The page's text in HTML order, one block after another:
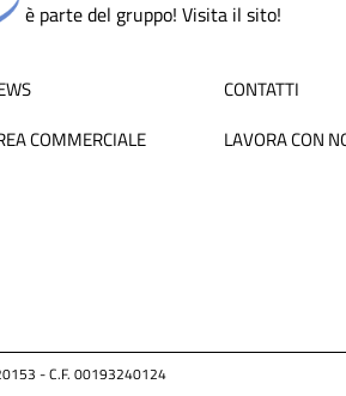
è parte del gruppo! Visita il sito!
CONTATTI
COMMERCIALE LAVORA CON
- C.F. 00193240124